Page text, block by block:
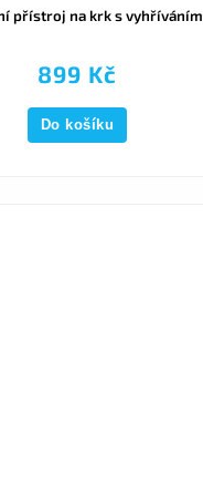
přístroj na krk s vyhříváním
899 Kč
Do košíku